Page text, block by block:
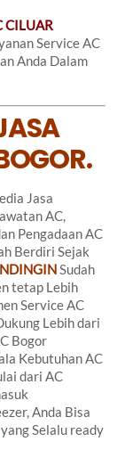
CILUAR
Service AC
Anda Dalam
Jasa
AC,
Pengadaan AC
Berdiri Sejak
Sudah
tetap Lebih
Service AC
Lebih dari
Bogor
Kebutuhan AC
dari AC
Anda Bisa
yang Selalu ready